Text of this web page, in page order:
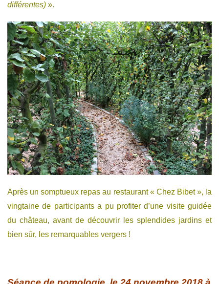
différentes) ».
Après un somptueux repas au restaurant « Chez Bibet », la
vingtaine de participants a pu profiter d’une visite guidée
du château, avant de découvrir les splendides jardins et
bien sûr, les remarquables vergers !